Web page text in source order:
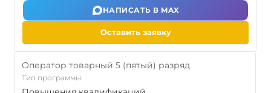
НАПИСАТЬ В MAX
Оставить заявку
Оператор товарный 5 (пятый) разряд
Тип программы: